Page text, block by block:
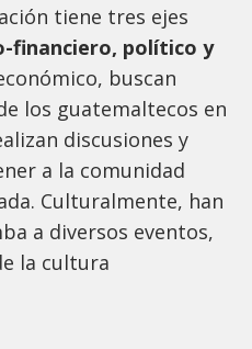
tiene tres ejes
financiero, político y
buscan
los guatemaltecos en
discusiones y
a la comunidad
Culturalmente, han
a diversos eventos,
la cultura